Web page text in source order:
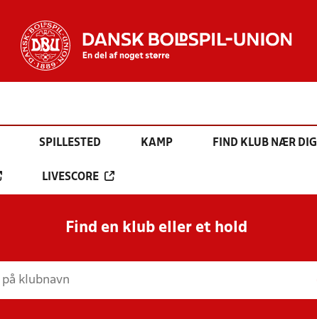
SPILLESTED KAMP FIND KLUB NÆR DIG
LIVESCORE
Find en klub eller et hold